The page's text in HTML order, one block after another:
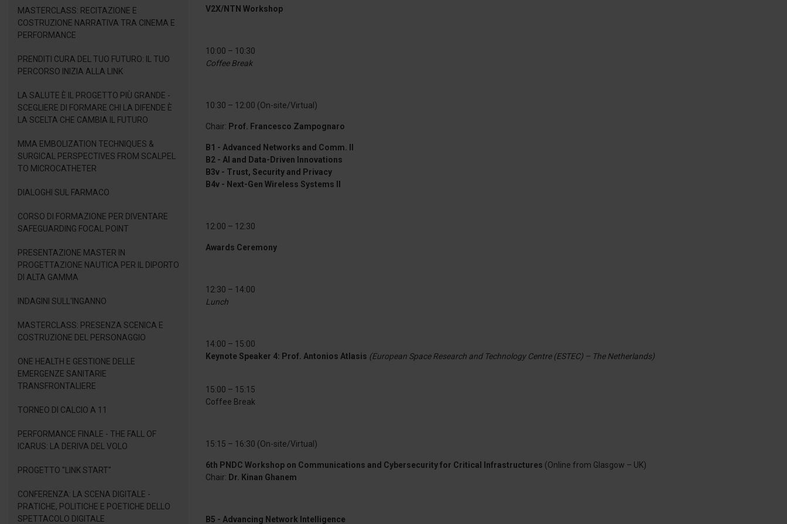
MASTERCLASS: RECITAZIONE E
COSTRUZIONE NARRATIVA TRA CINEMA E
PERFORMANCE
PRENDITI CURA DEL TUO FUTURO: IL TUO
PERCORSO INIZIA ALLA LINK
LA SALUTE È IL PROGETTO PIÙ GRANDE -
SCEGLIERE DI FORMARE CHI LA DIFENDE È
LA SCELTA CHE CAMBIA IL FUTURO
MMA EMBOLIZATION TECHNIQUES &
SURGICAL PERSPECTIVES FROM SCALPEL
TO MICROCATHETER
DIALOGHI SUL FARMACO
CORSO DI FORMAZIONE PER DIVENTARE
SAFEGUARDING FOCAL POINT
PRESENTAZIONE MASTER IN
PROGETTAZIONE NAUTICA PER IL DIPORTO
DI ALTA GAMMA
INDAGINI SULL'INGANNO
MASTERCLASS: PRESENZA SCENICA E
COSTRUZIONE DEL PERSONAGGIO
ONE HEALTH E GESTIONE DELLE
EMERGENZE SANITARIE
TRANSFRONTALIERE
TORNEO DI CALCIO A 11
PERFORMANCE FINALE - THE FALL OF
ICARUS: LA DERIVA DEL VOLO
PROGETTO "LINK START"
CONFERENZA: LA SCENA DIGITALE -
PRATICHE, POLITICHE E POETICHE DELLO
SPETTACOLO DIGITALE
V2X/NTN Workshop
10:00 – 10:30
Coffee Break
10:30 – 12:00 (On-site/Virtual)
Chair: Prof. Francesco Zampognaro
B1 - Advanced Networks and Comm. II
B2 - AI and Data-Driven Innovations
B3v - Trust, Security and Privacy
B4v - Next-Gen Wireless Systems II
12:00 – 12:30
Awards Ceremony
12:30 – 14:00
Lunch
14:00 – 15:00
Keynote Speaker 4: Prof. Antonios Atlasis (European Space Research and Technology Centre (ESTEC) – The Netherlands)
15:00 – 15:15
Coffee Break
15:15 – 16:30 (On-site/Virtual)
6th PNDC Workshop on Communications and Cybersecurity for Critical Infrastructures (Online from Glasgow – UK)
Chair: Dr. Kinan Ghanem
B5 - Advancing Network Intelligence